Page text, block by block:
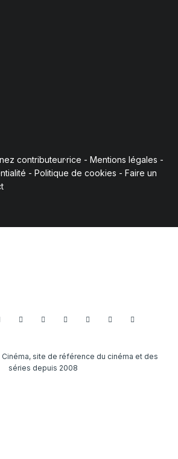
contributeur·rice - Mentions légales -
- Politique de cookies - Faire un
Cinéma, site de référence du cinéma et des
séries depuis 2008